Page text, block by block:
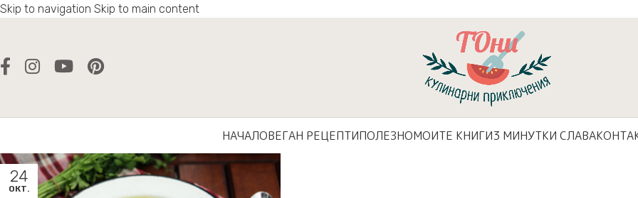
Skip to navigation Skip to main content
НАЧАЛОВЕГАН РЕЦЕПТИПОЛЕЗНОМОИТЕ КНИГИ3 МИНУТКИ СЛАВА
24
ОКТ.